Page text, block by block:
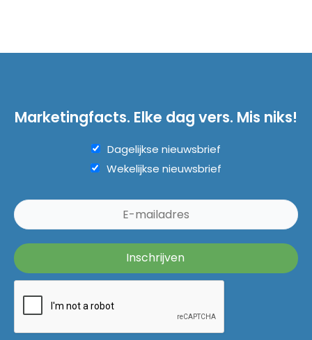
Marketingfacts. Elke dag vers. Mis niks!
Dagelijkse nieuwsbrief
Wekelijkse nieuwsbrief